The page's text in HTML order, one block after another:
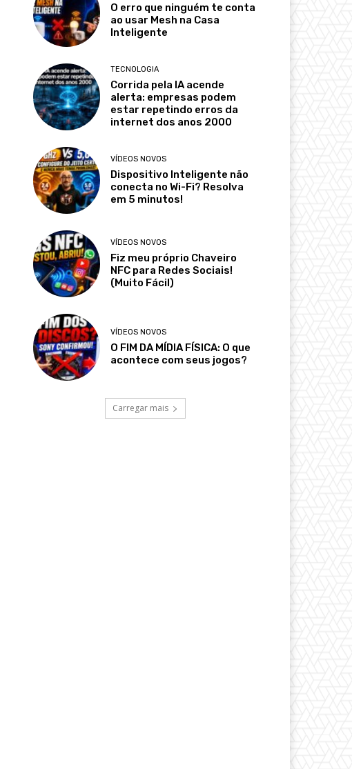
O erro que ninguém te conta
ao usar Mesh na Casa
Inteligente
TECNOLOGIA
Corrida pela IA acende
alerta: empresas podem
estar repetindo erros da
internet dos anos 2000
VÍDEOS NOVOS
Dispositivo Inteligente não
conecta no Wi-Fi? Resolva
em 5 minutos!
VÍDEOS NOVOS
Fiz meu próprio Chaveiro
NFC para Redes Sociais!
(Muito Fácil)
VÍDEOS NOVOS
O FIM DA MÍDIA FÍSICA: O que
acontece com seus jogos?
Carregar mais